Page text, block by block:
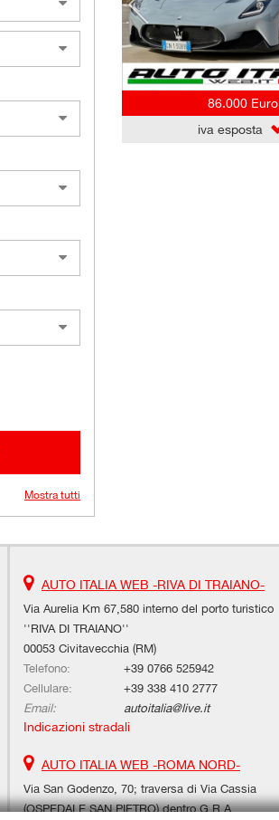
Mostra tutti
86.000 Euro
iva esposta
AUTO ITALIA WEB -RIVA DI TRAIANO-
Via Aurelia Km 67,580 interno del porto turistico
''RIVA DI TRAIANO''
00053 Civitavecchia (RM)
Telefono:
+39 0766 525942
Cellulare:
+39 338 410 2777
Email:
autoitalia@live.it
Indicazioni stradali
AUTO ITALIA WEB -ROMA NORD-
Via San Godenzo, 70; traversa di Via Cassia
(OSPEDALE SAN PIETRO) dentro G.R.A.